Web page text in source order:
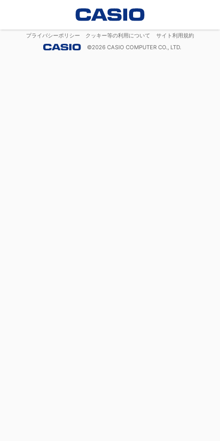
プライバシーポリシー クッキー等の利用について
サイト利用規約
©2026 CASIO COMPUTER CO., LTD.